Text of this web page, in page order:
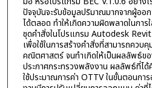
ปัจจุบันจะรับข้อมูลปริมาณมากจากผู้ออ
ได้ตลอด ทำให้เกิดความผิดพลาดในกา
ชุดคำสั่งในโปรแกรม Autodesk
เพื่อใช้ในการสร้างคำสั่งที่สามารถคว
คณิตศาสตร์ จนทำเกิดให้เป็นผลลัพธ์ข
ประกาศกระทรวงพลังงาน ผลลัพธ์ที่ไ
ใช้ประมาณการค่า OTTV ในขั้นตอนกา